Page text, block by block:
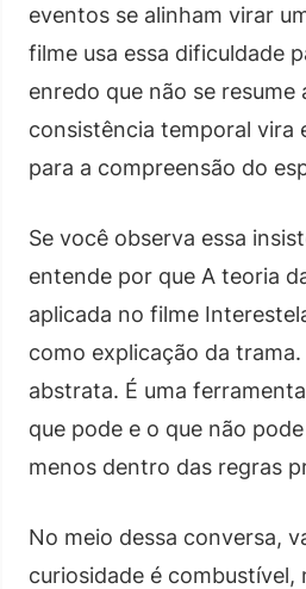
eventos se alinham virar
filme usa essa dificuldade
enredo que não se resume
consistência temporal vira
para a compreensão do
Se você observa essa
entende por que A teoria
aplicada no filme
como explicação da
abstrata. É uma
que pode e o que não
menos dentro das regras
No meio dessa conversa,
curiosidade é combustível,